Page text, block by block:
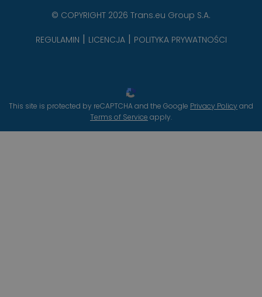
© COPYRIGHT 2026 Trans.eu Group S.A.
REGULAMIN LICENCJA POLITYKA PRYWATNOŚCI
This site is protected by reCAPTCHA and the Google Privacy Policy and
Terms of Service apply.